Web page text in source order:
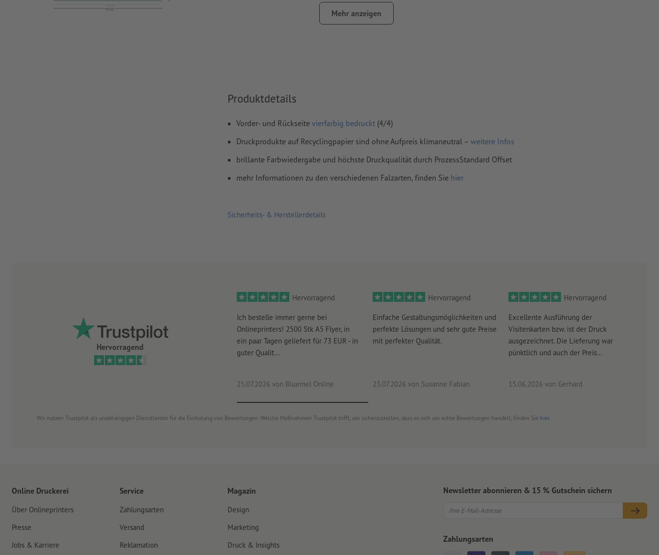
können wir leider nicht immer achten
übergreifende Farben oder Farbverläufe.
mm Abstand zum Endformat
Schriften müssen vollständig eingebettet oder in Kurven konvertiert
werden
Mehr anzeigen
Produktdetails
Vorder- und Rückseite vierfarbig bedruckt (4/4)
Druckprodukte auf Recyclingpapier sind ohne Aufpreis klimaneutral – weitere Infos
brillante Farbwiedergabe und höchste Druckqualität durch ProzessStandard Offset
mehr Informationen zu den verschiedenen Falzarten, finden Sie hier
Sicherheits- & Herstellerdetails
Hervorragend
Hervorragend
Ich bestelle immer gerne bei
Onlineprinters! 2500 Stk A5 Flyer, in
ein paar Tagen geliefert für 73 EUR - in
guter Qualit...
25.07.2026 von Bluemel Online
Hervorragend
Einfache Gestaltungsmöglichkeiten und
perfekte Lösungen und sehr gute Preise
mit perfekter Qualität.
23.07.2026 von Susanne Fabian
Hervorragend
Excellente Ausführung der
Visitenkarten bzw. ist der Druck
ausgezeichnet. Die Lieferung war
pünktlich und auch der Preis...
15.06.2026 von Gerhard
Wir nutzen Trustpilot als unabhängigen Dienstleister für die Einholung von Bewertungen. Welche Maßnahmen Trustpilot trifft, um sicherzustellen, dass es sich um echte Bewertungen handelt, finden Sie hier.
Online Druckerei
Über Onlineprinters
Presse
Jobs & Karriere
Service
Zahlungsarten
Versand
Reklamation
Magazin
Design
Marketing
Druck & Insights
Newsletter abonnieren & 15 % Gutschein sichern
Zahlungsarten